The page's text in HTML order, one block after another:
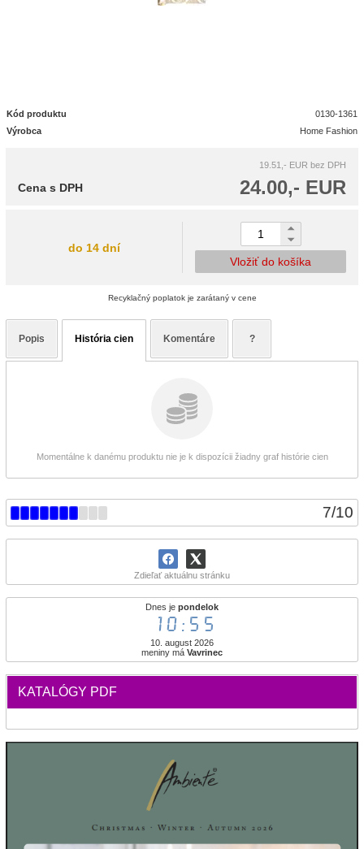
7/10
Zdieľať aktuálnu stránku
Dnes je pondelok
10:55
10. august 2026
meniny má Vavrinec
KATALÓGY PDF
Kód produktu
0130-1361
Výrobca
Home Fashion
19.51,- EUR bez DPH
24.00,- EUR
Cena s DPH
do 14 dní
Vložiť do košíka
Recyklačný poplatok je zarátaný v cene
Popis História cien Komentáre ?
Momentálne k danému produktu nie je k dispozícii žiadny graf histórie cien